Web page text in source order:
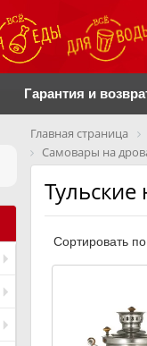
Гарантия и
Главная страница
Самовары на
Сортировать